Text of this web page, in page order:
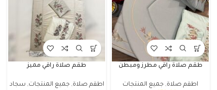
طقم صلاة راقي مطرز ومبطن
اطقم صلاة, جميع المنتجات
طقم صلاة راقي مميز
اطقم صلاة, جميع المنتجات, سجاد